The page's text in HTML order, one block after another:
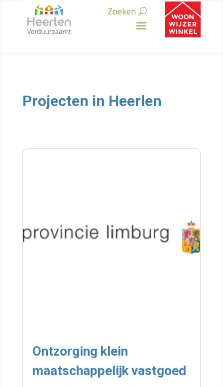
Projecten in Heerlen
Ontzorging klein
maatschappelijk vastgoed